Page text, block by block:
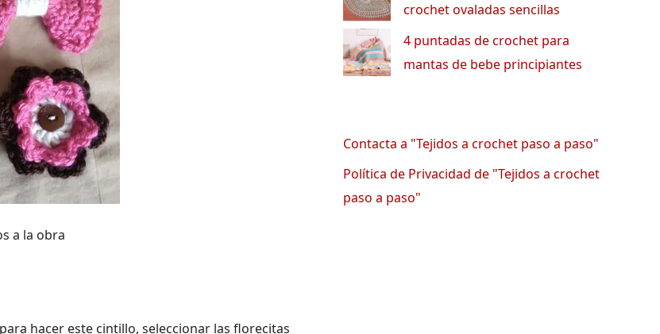
a la obra
hacer este cintillo, seleccionar las florecitas
crochet ovaladas sencillas
4 puntadas de crochet para
mantas de bebe principiantes
Contacta a "Tejidos a crochet paso a paso"
Política de Privacidad de "Tejidos a crochet
paso a paso"